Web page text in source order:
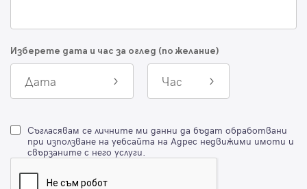
Изберете дата и час за оглед (по желание)
Дата Час
Съгласявам се личните ми данни да бъдат обработвани
при използване на уебсайта на Адрес недвижими имоти и
свързаните с него услуги.